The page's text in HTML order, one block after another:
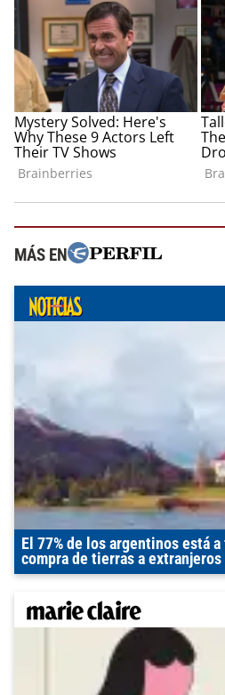
MÁS EN
El 77% de los argentinos está
compra de tierras a extranjeros